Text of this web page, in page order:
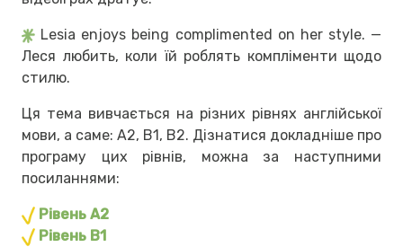
Lesia enjoys being complimented on her style. —
Леся любить, коли їй роблять компліменти щодо
стилю.
Ця тема вивчається на різних рівнях англійської
мови, а саме: А2, В1, В2. Дізнатися докладніше про
програму цих рівнів, можна за наступними
посиланнями:
Рівень А2
Рівень В1